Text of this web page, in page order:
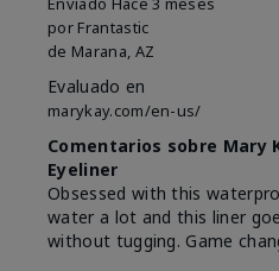
por Frantastic
de Marana, AZ
Evaluado en
marykay.com/en-us/
Comentarios sobre Mary
Eyeliner
Obsessed with this
water a lot and this liner
without tugging. Game